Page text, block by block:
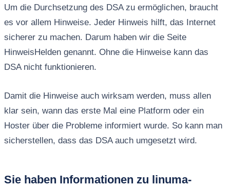
Um die Durchsetzung des DSA zu ermöglichen, braucht
es vor allem Hinweise. Jeder Hinweis hilft, das Internet
sicherer zu machen. Darum haben wir die Seite
HinweisHelden genannt. Ohne die Hinweise kann das
DSA nicht funktionieren.
Damit die Hinweise auch wirksam werden, muss allen
klar sein, wann das erste Mal eine Platform oder ein
Hoster über die Probleme informiert wurde. So kann man
sicherstellen, dass das DSA auch umgesetzt wird.
Sie haben Informationen zu linuma-